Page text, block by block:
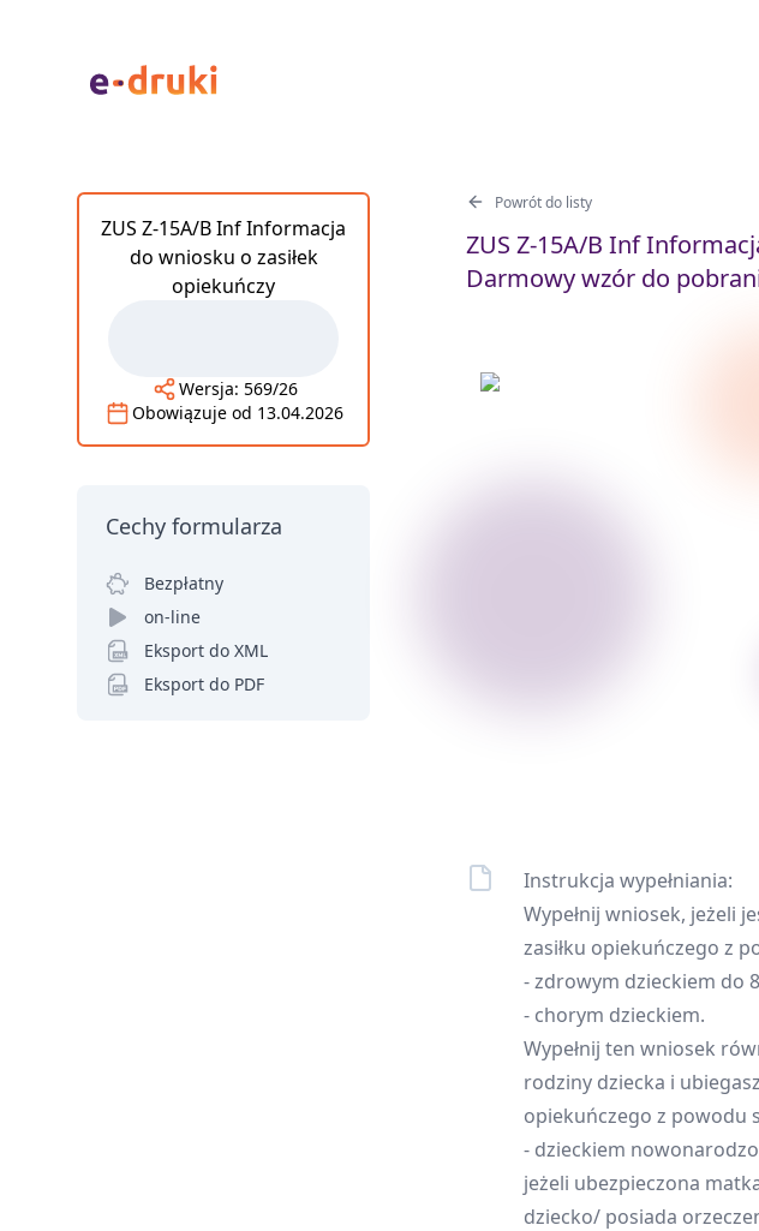
Powrót do listy
ZUS Z-15A/B Inf
Darmowy wzór do
Instrukcja wypełniania:
Wypełnij wniosek, jeżeli
zasiłku opiekuńczego z
- zdrowym dzieckiem do
- chorym dzieckiem.
Wypełnij ten wniosek
rodziny dziecka i
opiekuńczego z powodu
- dzieckiem
jeżeli ubezpieczona
dziecko/ posiada
ZUS Z-15A/B Inf Informacja
do wniosku o zasiłek
opiekuńczy
Wersja: 569/26
Obowiązuje od 13.04.2026
Cechy formularza
Bezpłatny
on-line
Eksport do XML
Eksport do PDF